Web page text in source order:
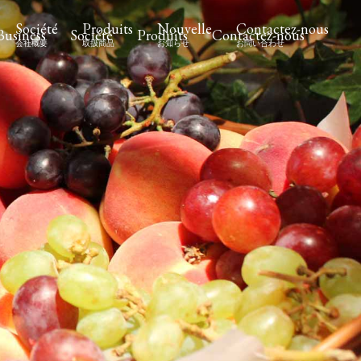
Société Produits Nouvelle Contactez-nous
Société Produits Contactez-nous